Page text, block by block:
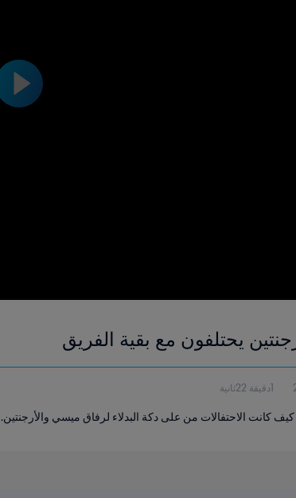
يحتلفون مع بقية الفريق
1دقيقة 22ثانية
كانت الاحتفالات من على دكة البدلاء لرفاق ميسي والأرجنتين.